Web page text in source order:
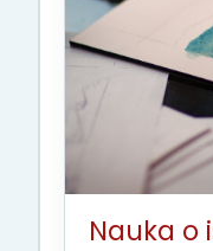
Nauka o